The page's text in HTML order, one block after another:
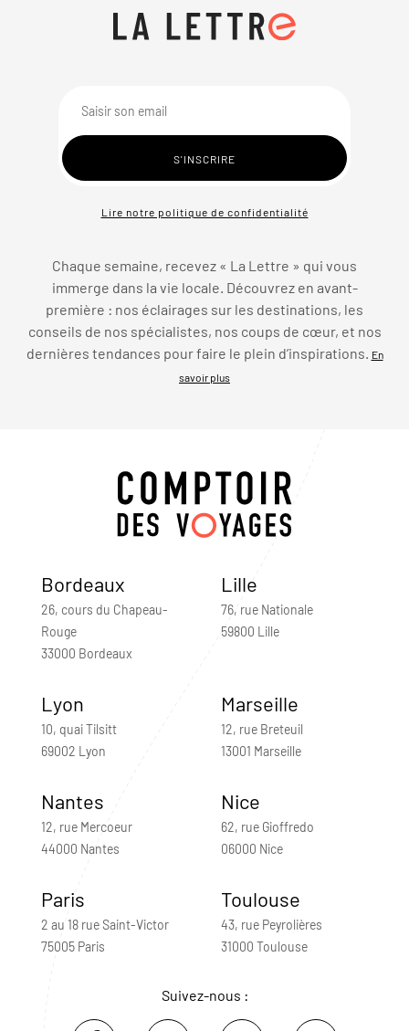
Lire notre politique de confidentialité
Chaque semaine, recevez « La Lettre » qui vous
immerge dans la vie locale. Découvrez en avant-
première : nos éclairages sur les destinations, les
conseils de nos spécialistes, nos coups de cœur, et nos
dernières tendances pour faire le plein d’inspirations.
En
savoir plus
Bordeaux
26, cours du Chapeau-
Rouge
33000 Bordeaux
Lille
76, rue Nationale
59800 Lille
Lyon
10, quai Tilsitt
69002 Lyon
Marseille
12, rue Breteuil
13001 Marseille
Nantes
12, rue Mercoeur
44000 Nantes
Nice
62, rue Gioffredo
06000 Nice
Paris
2 au 18 rue Saint-Victor
75005 Paris
Toulouse
43, rue Peyrolières
31000 Toulouse
Suivez-nous :